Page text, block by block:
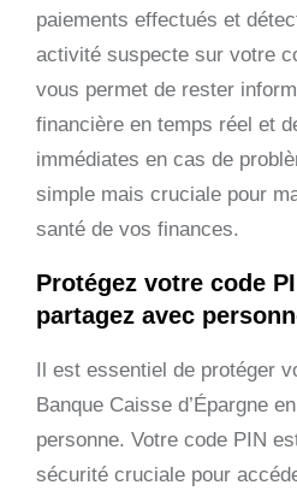
paiements effectués et
activité suspecte sur votre
vous permet de rester
financière en temps réel et
immédiates en cas de
simple mais cruciale pour
santé de vos finances.
Protégez votre code
partagez avec
Il est essentiel de protéger
Banque Caisse d’Épargne
personne. Votre code PIN
sécurité cruciale pour